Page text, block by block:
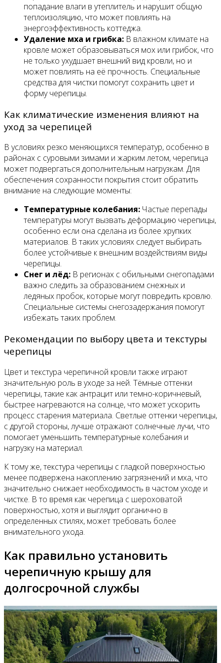
попадание влаги в утеплитель и нарушит общую
теплоизоляцию, что может повлиять на
энергоэффективность коттеджа.
Удаление мха и грибка: В влажном климате на
кровле может образовываться мох или грибок, что
не только ухудшает внешний вид кровли, но и
может повлиять на её прочность. Специальные
средства для чистки помогут сохранить цвет и
форму черепицы.
Как климатические изменения влияют на
уход за черепицей
В условиях резко меняющихся температур, особенно в
районах с суровыми зимами и жарким летом, черепица
может подвергаться дополнительным нагрузкам. Для
обеспечения сохранности покрытия стоит обратить
внимание на следующие моменты:
Температурные колебания: Частые перепады
температуры могут вызвать деформацию черепицы,
особенно если она сделана из более хрупких
материалов. В таких условиях следует выбирать
более устойчивые к внешним воздействиям виды
черепицы.
Снег и лёд: В регионах с обильными снегопадами
важно следить за образованием снежных и
ледяных пробок, которые могут повредить кровлю.
Специальные системы снегозадержания помогут
избежать таких проблем.
Рекомендации по выбору цвета и текстуры
черепицы
Цвет и текстура черепичной кровли также играют
значительную роль в уходе за ней. Тёмные оттенки
черепицы, такие как антрацит или темно-коричневый,
быстрее нагреваются на солнце, что может ускорить
процесс старения материала. Светлые оттенки черепицы,
с другой стороны, лучше отражают солнечные лучи, что
помогает уменьшить температурные колебания и
нагрузку на материал.
К тому же, текстура черепицы с гладкой поверхностью
менее подвержена накоплению загрязнений и мха, что
значительно снижает необходимость в частом уходе и
чистке. В то время как черепица с шероховатой
поверхностью, хотя и выглядит органично в
определенных стилях, может требовать более
внимательного ухода.
Как правильно установить
черепичную крышу для
долгосрочной службы